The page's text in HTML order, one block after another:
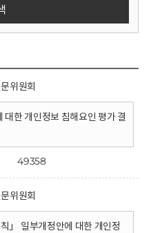
위원회
대한 개인정보 침해요인 평가 결
49358
위원회
」 일부개정안에 대한 개인정